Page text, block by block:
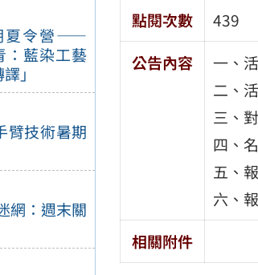
夏令營——
：藍染工藝
」
臂技術暑期
網：週末關
點閱次數
439
公告內容
一、
二、
三、
四、
五、
六、
相關附件